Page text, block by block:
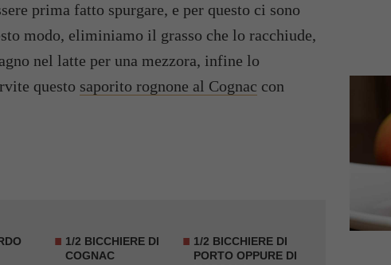
prima fatto spurgare, e per questo ci sono
modo, eliminiamo il grasso che lo racchiude,
nel latte per una mezzora, infine lo
questo saporito rognone al Cognac con
1/2 BICCHIERE DI
COGNAC
1/2 BICCHIERE DI
PORTO OPPURE DI